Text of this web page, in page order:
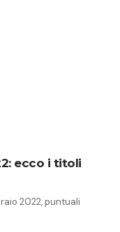
ecco i titoli
2022, puntuali